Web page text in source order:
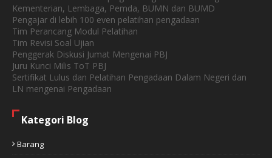
Kementerian, Lembaga, Pemda, BUMN dan BUMD
Pengajar di lebih 100 even pelatihan pengadaan
Tim Perancang Modul Pelatihan
Tim Revisi Soal Ujian
Penggerak Diskusi Jumat Mengenai PBJ
Juru Kunci Milis ToT PBJ
Sertifikat Lulus dan Pelatihan Pengadaan Dalam Negeri dan
LN mengenai Pengadaan
Kategori Blog
Barang